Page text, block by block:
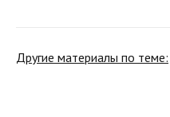
Другие материалы по теме: